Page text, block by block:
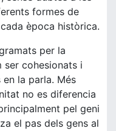
formes de
època històrica.
per la
ser cohesionats i
la parla. Més
no es diferencia
pel geni
el pas dels gens al